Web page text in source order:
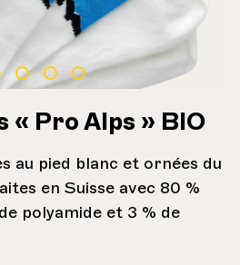
Pro Alps » BIO
au pied blanc et ornées du
en Suisse avec 80 %
polyamide et 3 % de